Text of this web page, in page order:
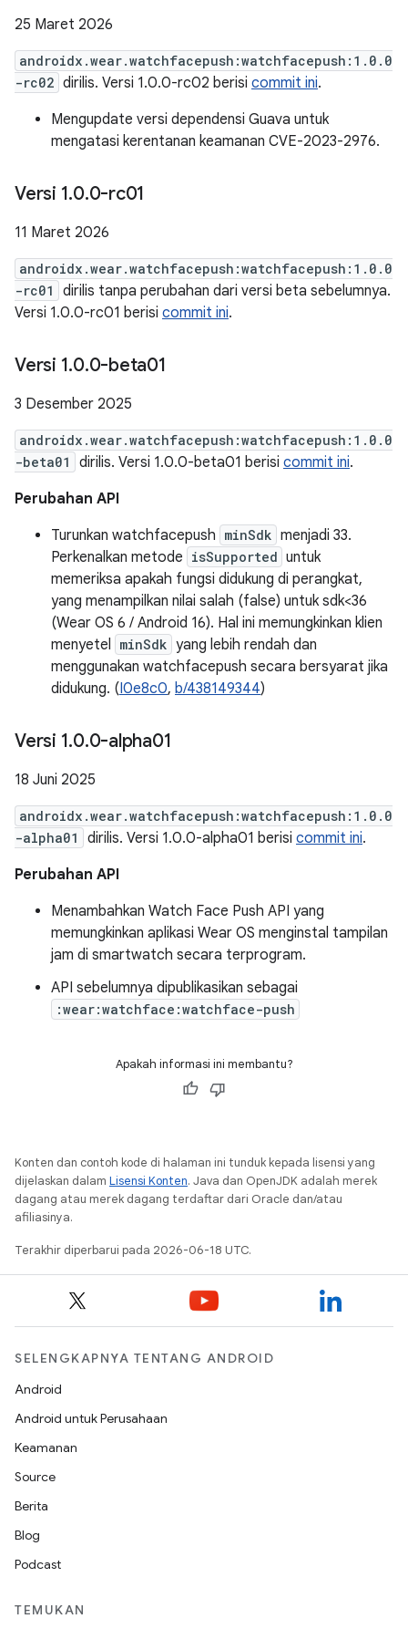
25 Maret 2026
androidx.wear.watchfacepush:watchfacepush:1.0.0
-rc02 dirilis. Versi 1.0.0-rc02 berisi commit ini.
Mengupdate versi dependensi Guava untuk
mengatasi kerentanan keamanan CVE-2023-2976.
Versi 1.0.0-rc01
11 Maret 2026
androidx.wear.watchfacepush:watchfacepush:1.0.0
-rc01
dirilis tanpa perubahan dari versi beta sebelumnya.
Versi 1.0.0-rc01 berisi commit ini.
Versi 1.0.0-beta01
3 Desember 2025
androidx.wear.watchfacepush:watchfacepush:1.0.0
-beta01
dirilis. Versi 1.0.0-beta01 berisi commit ini.
Perubahan API
Turunkan watchfacepush minSdk menjadi 33.
Perkenalkan metode isSupported untuk
memeriksa apakah fungsi didukung di perangkat,
yang menampilkan nilai salah (false) untuk sdk<36
(Wear OS 6 / Android 16). Hal ini memungkinkan klien
menyetel minSdk yang lebih rendah dan
menggunakan watchfacepush secara bersyarat jika
didukung. (I0e8c0, b/438149344)
Versi 1.0.0-alpha01
18 Juni 2025
androidx.wear.watchfacepush:watchfacepush:1.0.0
-alpha01
dirilis. Versi 1.0.0-alpha01 berisi commit ini.
Perubahan API
Menambahkan Watch Face Push API yang
memungkinkan aplikasi Wear OS menginstal tampilan
jam di smartwatch secara terprogram.
API sebelumnya dipublikasikan sebagai
:wear:watchface:watchface-push
Apakah informasi ini membantu?
Konten dan contoh kode di halaman ini tunduk kepada lisensi yang
dijelaskan dalam Lisensi Konten. Java dan OpenJDK adalah merek
dagang atau merek dagang terdaftar dari Oracle dan/atau
afiliasinya.
Terakhir diperbarui pada 2026-06-18 UTC.
SELENGKAPNYA TENTANG ANDROID
Android
Android untuk Perusahaan
Keamanan
Source
Berita
Blog
Podcast
TEMUKAN